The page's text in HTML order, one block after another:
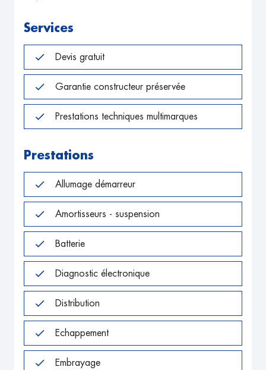
Services
Devis gratuit
Garantie constructeur préservée
Prestations techniques multimarques
Prestations
Allumage démarreur
Amortisseurs - suspension
Batterie
Diagnostic électronique
Distribution
Echappement
Embrayage